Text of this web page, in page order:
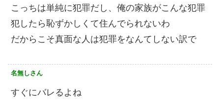
こっちは単純に犯罪だし、俺の家族がこんな犯罪
犯したら恥ずかしくて住んでられないわ
だからこそ真面な人は犯罪をなんてしない訳で
名無しさん
すぐにバレるよね